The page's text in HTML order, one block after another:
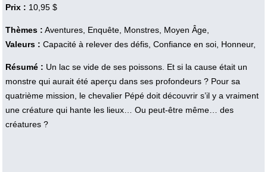
Prix : 10,95 $
Thèmes : Aventures, Enquête, Monstres, Moyen Âge,
Valeurs : Capacité à relever des défis, Confiance en soi, Honneur,
Résumé : Un lac se vide de ses poissons. Et si la cause était un
monstre qui aurait été aperçu dans ses profondeurs ? Pour sa
quatrième mission, le chevalier Pépé doit découvrir s’il y a vraiment
une créature qui hante les lieux… Ou peut-être même… des
créatures ?